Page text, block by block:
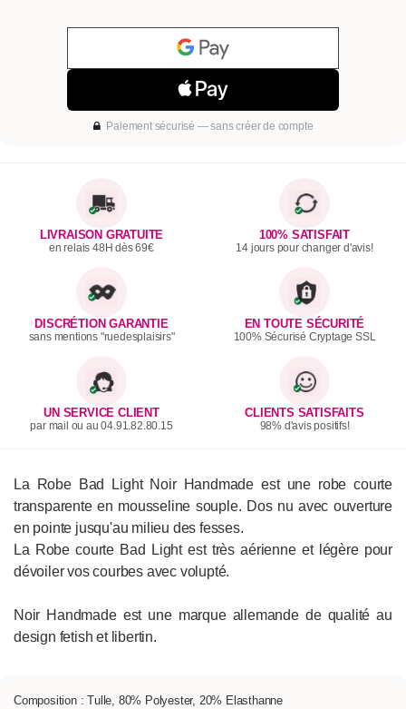
Paiement sécurisé — sans créer de compte
LIVRAISON GRATUITE
en relais 48H dès 69€
100% SATISFAIT
14 jours pour changer d'avis!
DISCRÉTION GARANTIE
sans mentions "ruedesplaisirs"
EN TOUTE SÉCURITÉ
100% Sécurisé Cryptage SSL
UN SERVICE CLIENT
par mail ou au 04.91.82.80.15
CLIENTS SATISFAITS
98% d'avis positifs!
La Robe Bad Light Noir Handmade est une robe courte
transparente en mousseline souple. Dos nu avec ouverture
en pointe jusqu'au milieu des fesses.
La Robe courte Bad Light est très aérienne et légère pour
dévoiler vos courbes avec volupté.
Noir Handmade est une marque allemande de qualité au
design fetish et libertin.
Composition : Tulle, 80% Polyester, 20% Elasthanne